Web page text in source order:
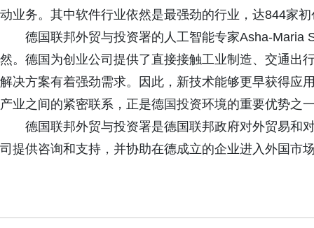
动业务。其中软件行业依然是最强劲的行业，达844家
德国联邦外贸与投资署的人工智能专家Asha-Maria
然。德国为创业公司提供了直接接触工业制造、交通出
解决方案有着强劲需求。因此，新技术能够更早获得应
产业之间的紧密联系，正是德国投资环境的重要优势之
德国联邦外贸与投资署是德国联邦政府对外贸易和
司提供咨询和支持，并协助在德成立的企业进入外国市